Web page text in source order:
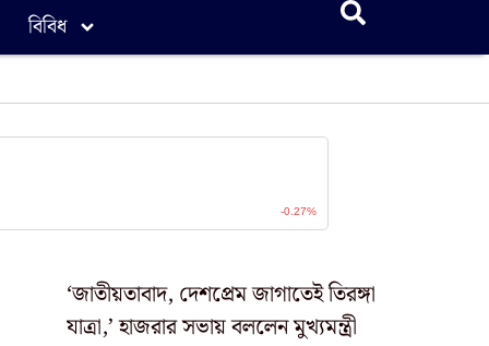
বিবিধ
‘জাতীয়তাবাদ, দেশপ্রেম জাগাতেই তিরঙ্গা
যাত্রা,’ হাজরার সভায় বললেন মুখ্যমন্ত্রী